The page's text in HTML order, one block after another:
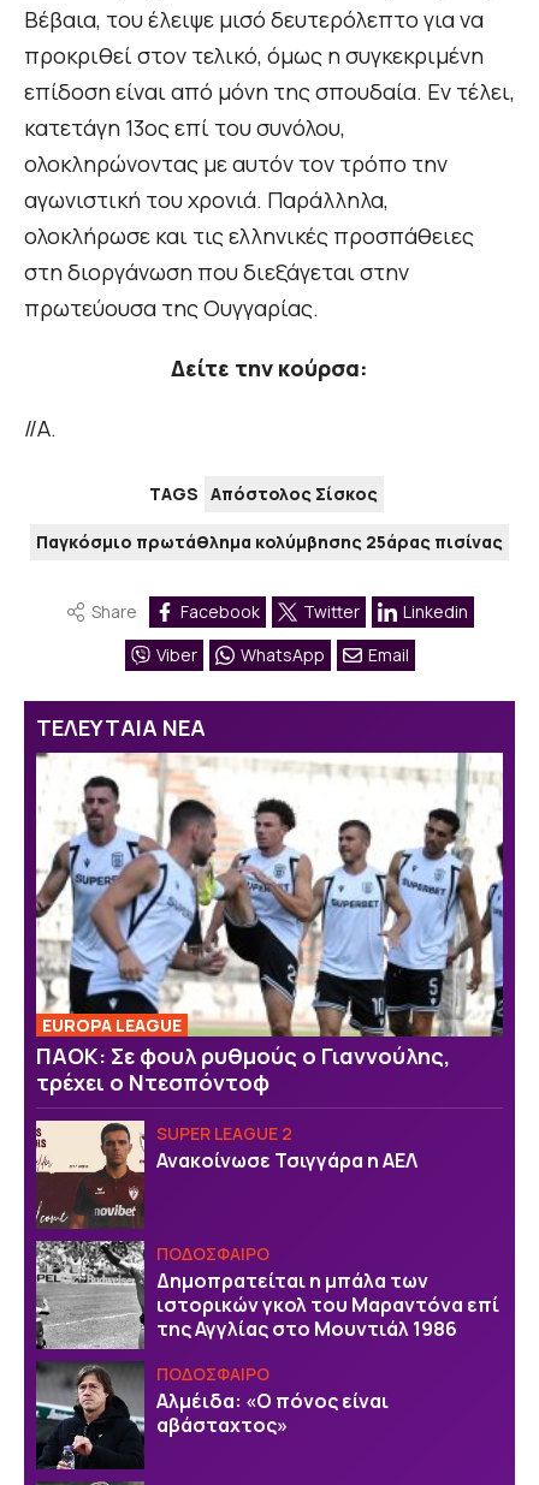
Βέβαια, του έλειψε μισό δευτερόλεπτο για να
προκριθεί στον τελικό, όμως η συγκεκριμένη
επίδοση είναι από μόνη της σπουδαία. Εν τέλει,
κατετάγη 13ος επί του συνόλου,
ολοκληρώνοντας με αυτόν τον τρόπο την
αγωνιστική του χρονιά. Παράλληλα,
ολοκλήρωσε και τις ελληνικές προσπάθειες
στη διοργάνωση που διεξάγεται στην
πρωτεύουσα της Ουγγαρίας.
Δείτε την κούρσα:
//Α.
TAGS Απόστολος Σίσκος
Παγκόσμιο πρωτάθλημα κολύμβησης 25άρας πισίνας
Share Facebook Twitter
Linkedin
Viber
WhatsApp Email
ΤΕΛΕΥΤΑΙΑ ΝΕΑ
EUROPA LEAGUE
ΠΑΟΚ: Σε φουλ ρυθμούς ο Γιαννούλης,
τρέχει ο Ντεσπόντοφ
SUPER LEAGUE 2
Ανακοίνωσε Τσιγγάρα η ΑΕΛ
ΠΟΔΟΣΦΑΙΡΟ
Δημοπρατείται η μπάλα των
ιστορικών γκολ του Μαραντόνα επί
της Αγγλίας στο Μουντιάλ 1986
ΠΟΔΟΣΦΑΙΡΟ
Αλμέιδα: «Ο πόνος είναι
αβάσταχτος»